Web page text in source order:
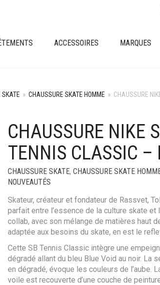
ACCESSOIRES MARQUES
» CHAUSSURE SKATE HOMME » CHAUSSURE
CHAUSSURE NIKE
TENNIS CLASSIC –
CHAUSSURE SKATE, CHAUSSURE SKATE
NOUVEAUTÉS
Skateur, créateur et fondateur de Rassvet,
parfait entre l’essence de la culture skate et
collab, avec son mélange de matières haut
adaptée aux besoins du skate, en est le
Cette SB Tennis Classic intègre une
dégradé allant du bleu Blue Void au noir. La
en dégradé, évoque les couleurs de l’aube.
voile est recouverte d’une couche de